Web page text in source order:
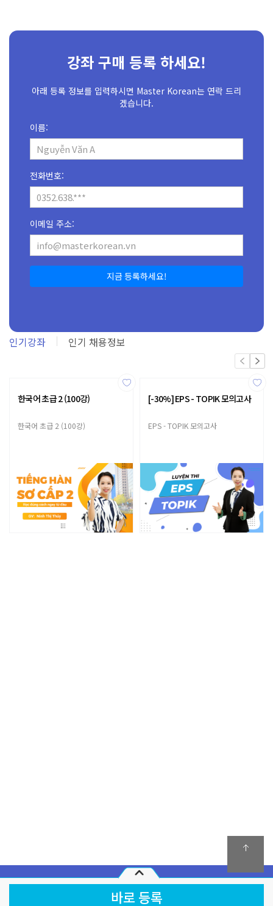
강좌 구매 등록 하세요!
아래 등록 정보를 입력하시면 Master Korean는 연락 드리
겠습니다.
이름:
전화번호:
이메일 주소:
지금 등록하세요!
인기강좌 인기 채용정보
한국어 초급 2 (100강)
한국어 초급 2 (100강)
[-30%] EPS - TOPIK 모의고사
EPS - TOPIK 모의고사